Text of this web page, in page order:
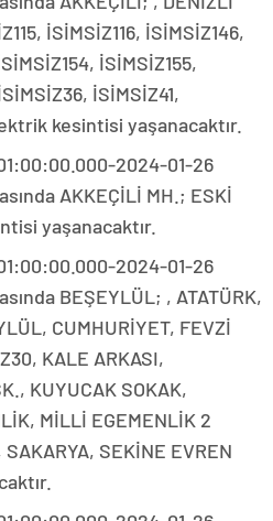
İSİMSİZ116, İSİMSİZ146,
İSİMSİZ155,
İSİMSİZ41,
kesintisi yaşanacaktır.
2024-01-26
AKKEÇİLİ MH.; ESKİ
yaşanacaktır.
2024-01-26
BEŞEYLÜL; , ATATÜRK,
CUMHURİYET, FEVZİ
KALE ARKASI,
KUYUCAK SOKAK,
MİLLİ EGEMENLİK 2
SEKİNE EVREN